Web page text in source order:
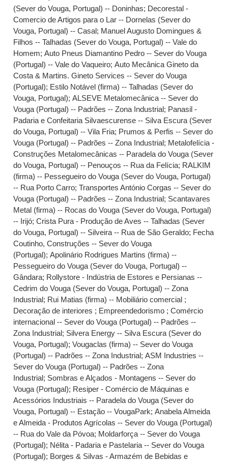
(Sever do Vouga, Portugal) -- Doninhas; Decorestal -
Comercio de Artigos para o Lar -- Dornelas (Sever do
Vouga, Portugal) -- Casal; Manuel Augusto Domingues &
Filhos -- Talhadas (Sever do Vouga, Portugal) -- Vale do
Homem;Auto Pneus Diamantino Pedro -- Sever do Vouga
(Portugal) -- Vale do Vaqueiro;Auto Mecânica Gineto da
Costa & Martins. Gineto Services -- Sever do Vouga
(Portugal); Estilo Notável (firma) -- Talhadas (Sever do
Vouga, Portugal);ALSEVE Metalomecânica -- Sever do
Vouga (Portugal) -- Padrões -- Zona Industrial; Panasil -
Padaria e Confeitaria Silvaescurense -- Silva Escura (Sever
do Vouga, Portugal) -- Vila Fria; Prumos & Perfis -- Sever do
Vouga (Portugal) -- Padrões -- Zona Industrial; Metalofelícia -
Construções Metalomecânicas -- Paradela do Vouga (Sever
do Vouga, Portugal) -- Penouços -- Rua da Felícia; RALKIM
(firma) -- Pessegueiro do Vouga (Sever do Vouga, Portugal)
-- Rua Porto Carro;Transportes António Corgas -- Sever do
Vouga (Portugal) -- Padrões -- Zona Industrial; Scantavares
Metal (firma) -- Rocas do Vouga (Sever do Vouga, Portugal)
-- Irijó;Crista Pura - Produção de Aves -- Talhadas (Sever
do Vouga, Portugal) -- Silveira -- Rua de São Geraldo; Fecha
Coutinho, Construções -- Sever do Vouga
(Portugal);Apolinário Rodrigues Martins (firma) --
Pessegueiro do Vouga (Sever do Vouga, Portugal) --
Gândara; Rollystore - Indústria de Estores e Persianas --
Cedrim do Vouga (Sever do Vouga, Portugal) -- Zona
Industrial; Rui Matias (firma) -- Mobiliário comercial ;
Decoração de interiores ; Empreendedorismo ; Comércio
internacional -- Sever do Vouga (Portugal) -- Padrões --
Zona Industrial; Silvera Energy -- Silva Escura (Sever do
Vouga, Portugal);Vougaclas (firma) -- Sever do Vouga
(Portugal) -- Padrões -- Zona Industrial;ASM Industries --
Sever do Vouga (Portugal) -- Padrões -- Zona
Industrial; Sombras e Alçados - Montagens -- Sever do
Vouga (Portugal); Resiper - Comércio de Máquinas e
Acessórios Industriais -- Paradela do Vouga (Sever do
Vouga, Portugal) -- Estação -- VougaPark;Anabela Almeida
e Almeida - Produtos Agrícolas -- Sever do Vouga (Portugal)
-- Rua do Vale da Póvoa; Moldarforça -- Sever do Vouga
(Portugal); Nélita - Padaria e Pastelaria -- Sever do Vouga
(Portugal); Borges & Silvas - Armazém de Bebidas e